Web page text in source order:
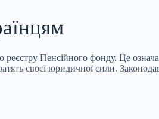
Пенсійного фонду. Це
своєї юридичної сили.